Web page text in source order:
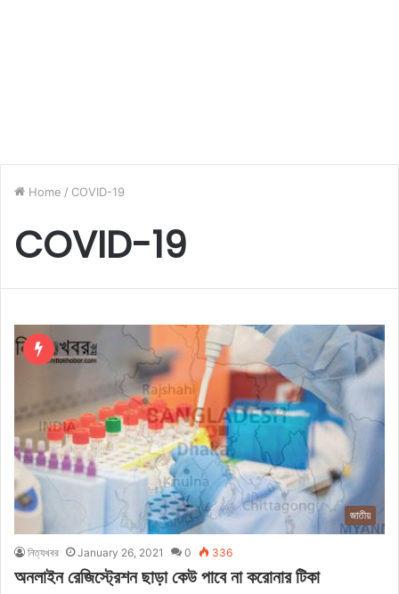
Home / COVID-19
COVID-19
জাতীয়
নিত্যখবর January 26, 2021 0 336
অনলাইন রেজিস্ট্রেশন ছাড়া কেউ পাবে না করোনার টিকা